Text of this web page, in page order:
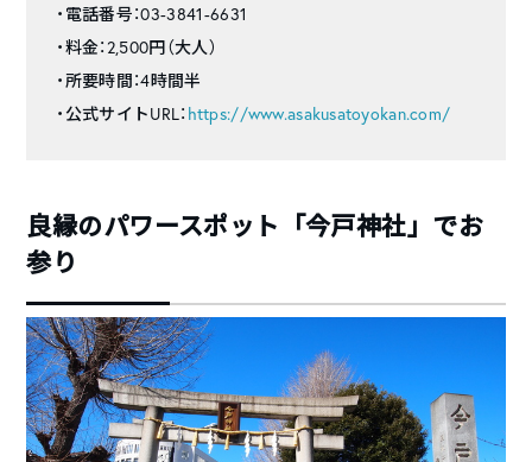
・電話番号：03-3841-6631
・料金：2,500円（大人）
・所要時間：4時間半
・公式サイトURL： https://www.asakusatoyokan.com/
良縁のパワースポット「今戸神社」でお
参り